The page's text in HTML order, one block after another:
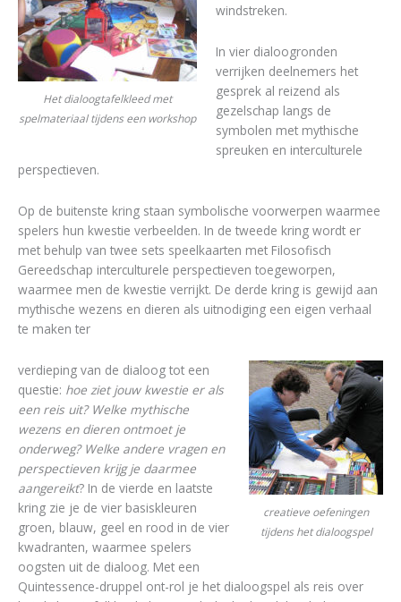
Het dialoogtafelkleed met
spelmateriaal tijdens een workshop
windstreken.
In vier dialoogronden
verrijken deelnemers het
gesprek al reizend als
gezelschap langs de
symbolen met mythische
spreuken en interculturele
perspectieven.
Op de buitenste kring staan symbolische voorwerpen waarmee
spelers hun kwestie verbeelden. In de tweede kring wordt er
met behulp van twee sets speelkaarten met Filosofisch
Gereedschap interculturele perspectieven toegeworpen,
waarmee men de kwestie verrijkt. De derde kring is gewijd aan
mythische wezens en dieren als uitnodiging een eigen verhaal
te maken ter
creatieve oefeningen
tijdens het dialoogspel
verdieping van de dialoog tot een
questie: hoe ziet jouw kwestie er als
een reis uit? Welke mythische
wezens en dieren ontmoet je
onderweg? Welke andere vragen en
perspectieven krijg je daarmee
aangereikt? In de vierde en laatste
kring zie je de vier basiskleuren
groen, blauw, geel en rood in de vier
kwadranten, waarmee spelers
oogsten uit de dialoog. Met een
Quintessence-druppel ont-rol je het dialoogspel als reis over